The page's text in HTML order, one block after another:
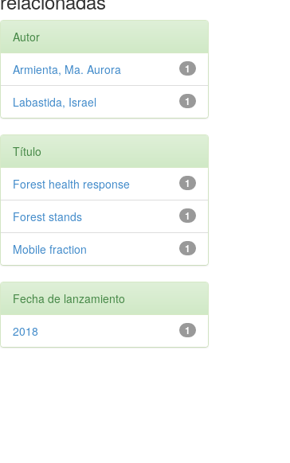
Autor
1
Armienta, Ma. Aurora
1
Labastida, Israel
Título
1
Forest health response
1
Forest stands
1
Mobile fraction
Fecha de lanzamiento
1
2018